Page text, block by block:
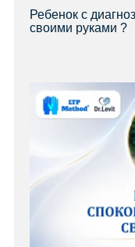
Ребенок с
своими руками ?